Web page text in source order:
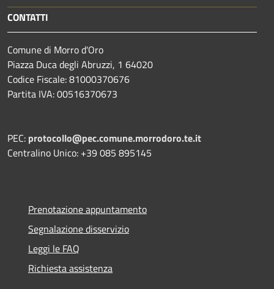
CONTATTI
Comune di Morro d'Oro
Piazza Duca degli Abruzzi, 1 64020
Codice Fiscale: 81000370676
Partita IVA: 00516370673
PEC: protocollo@pec.comune.morrodoro.te.it
Centralino Unico: +39 085 895145
Prenotazione appuntamento
Segnalazione disservizio
Leggi le FAQ
Richiesta assistenza